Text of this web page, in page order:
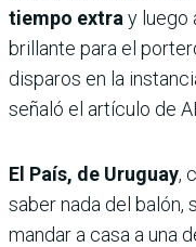
tiempo extra y luego
brillante para el
disparos en la
señaló el artículo de
El País, de Uruguay,
saber nada del balón,
mandar a casa a una